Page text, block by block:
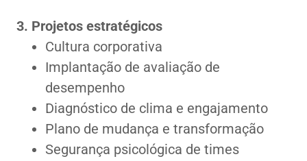
3. Projetos estratégicos
Cultura corporativa
Implantação de avaliação de
desempenho
Diagnóstico de clima e engajamento
Plano de mudança e transformação
Segurança psicológica de times